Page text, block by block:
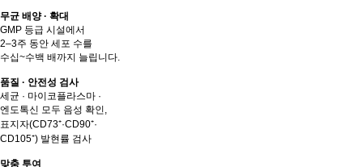
무균 배양 · 확대
GMP 등급 시설에서
2–3주 동안 세포 수를
수십~수백 배까지 늘립니다.
품질 · 안전성 검사
세균 · 마이코플라스마 ·
엔도톡신 모두 음성 확인,
표지자(CD73⁺·CD90⁺·
CD105⁺) 발현률 검사
맞춤 투여